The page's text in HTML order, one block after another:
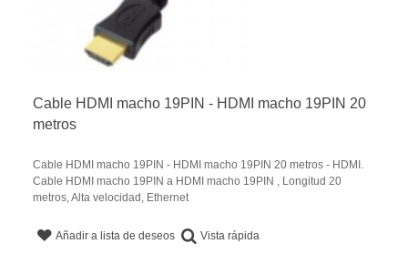
Cable HDMI macho 19PIN - HDMI macho 19PIN 20
metros
Cable HDMI macho 19PIN - HDMI macho 19PIN 20 metros - HDMI.
Cable HDMI macho 19PIN a HDMI macho 19PIN , Longitud 20
metros, Alta velocidad, Ethernet
Añadir a lista de deseos Vista rápida